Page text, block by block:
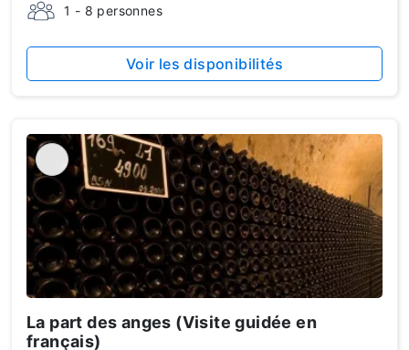
1 - 8 personnes
Voir les disponibilités
La part des anges (Visite guidée en
français)